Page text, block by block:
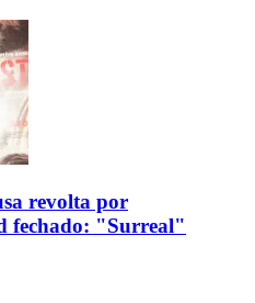
revolta por
fechado: "Surreal"